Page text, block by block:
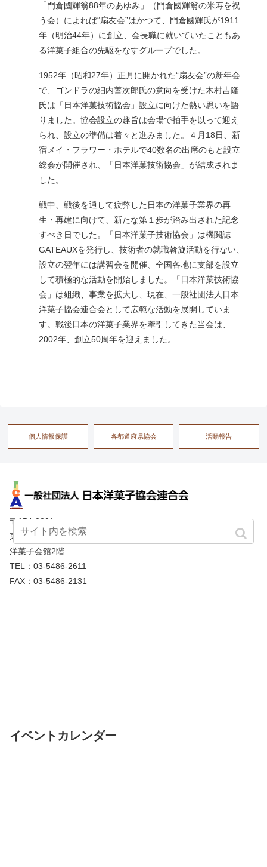
「門倉國輝翁88年のあゆみ」（門倉國輝翁の米寿を祝
う会）によれば“扇友会”はかつて、門倉國輝氏が1911
年（明治44年）に創立、会長職に就いていたこともあ
る洋菓子組合の先駆をなすグループでした。
1952年（昭和27年）正月に開かれた“扇友会”の新年会
で、ゴンドラの細内善次郎氏の意向を受けた木村吉隆
氏は「日本洋菓技術協会」設立に向けた熱い思いを語
りました。協会設立の趣旨は会場で拍手を以って迎え
られ、設立の準備は着々と進みました。４月18日、新
宿メイ・フラワー・ホテルで40数名の出席のもと設立
総会が開催され、「日本洋菓技術協会」が結成されま
した。
戦中、戦後を通して疲弊した日本の洋菓子業界の再
生・再建に向けて、新たな第１歩が踏み出された記念
すべき日でした。「日本洋菓子技術協会」は機関誌
GATEAUXを発行し、技術者の就職斡旋活動を行ない、
設立の翌年には講習会を開催、全国各地に支部を設立
して積極的な活動を開始しました。「日本洋菓技術協
会」は組織、事業を拡大し、現在、一般社団法人日本
洋菓子協会連合会として広範な活動を展開していま
す。戦後日本の洋菓子業界を牽引してきた当会は、
2002年、創立50周年を迎えました。
個人情報保護 各都道府県協会 活動報告
〒154-0001
東京都世田谷区池尻2-21-14
洋菓子会館2階
TEL：03-5486-2611
FAX：03-5486-2131
イベントカレンダー